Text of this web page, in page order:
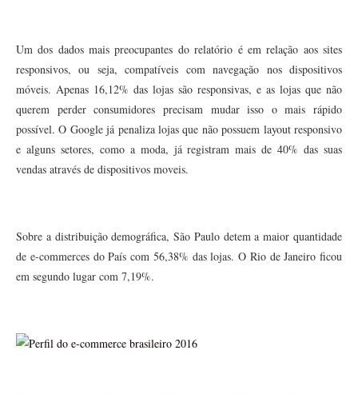
Um dos dados mais preocupantes do relatório é em relação aos sites
responsivos, ou seja, compatíveis com navegação nos dispositivos
móveis. Apenas 16,12% das lojas são responsivas, e as lojas que não
querem perder consumidores precisam mudar isso o mais rápido
possível. O Google já penaliza lojas que não possuem layout responsivo
e alguns setores, como a moda, já registram mais de 40% das suas
vendas através de dispositivos moveis.
Sobre a distribuição demográfica, São Paulo detem a maior quantidade
de e-commerces do País com 56,38% das lojas. O Rio de Janeiro ficou
em segundo lugar com 7,19%.